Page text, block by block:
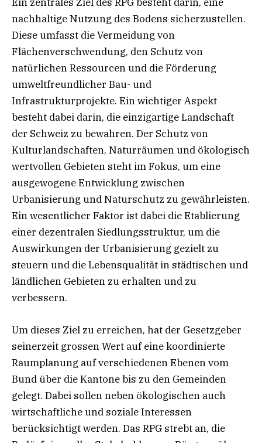
nachhaltige Nutzung des Bodens sicherzustellen.
Diese umfasst die Vermeidung von
Flächenverschwendung, den Schutz von
natürlichen Ressourcen und die Förderung
umweltfreundlicher Bau- und
Infrastrukturprojekte. Ein wichtiger Aspekt
besteht dabei darin, die einzigartige Landschaft
der Schweiz zu bewahren. Der Schutz von
Kulturlandschaften, Naturräumen und ökologisch
wertvollen Gebieten steht im Fokus, um eine
ausgewogene Entwicklung zwischen
Urbanisierung und Naturschutz zu gewährleisten.
Ein wesentlicher Faktor ist dabei die Etablierung
einer dezentralen Siedlungsstruktur, um die
Auswirkungen der Urbanisierung gezielt zu
steuern und die Lebensqualität in städtischen und
ländlichen Gebieten zu erhalten und zu
verbessern.
Um dieses Ziel zu erreichen, hat der Gesetzgeber
seinerzeit grossen Wert auf eine koordinierte
Raumplanung auf verschiedenen Ebenen vom
Bund über die Kantone bis zu den Gemeinden
gelegt. Dabei sollen neben ökologischen auch
wirtschaftliche und soziale Interessen
berücksichtigt werden. Das RPG strebt an, die